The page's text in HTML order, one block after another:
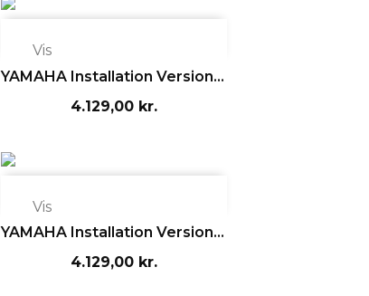
Vis
YAMAHA Installation Version...
4.129,00 kr.
Vis
YAMAHA Installation Version...
4.129,00 kr.